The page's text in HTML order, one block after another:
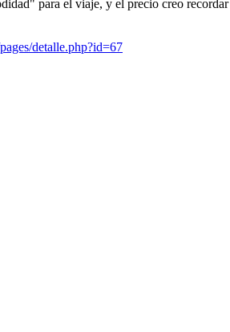
para el viaje, y el precio creo
detalle.php?id=67